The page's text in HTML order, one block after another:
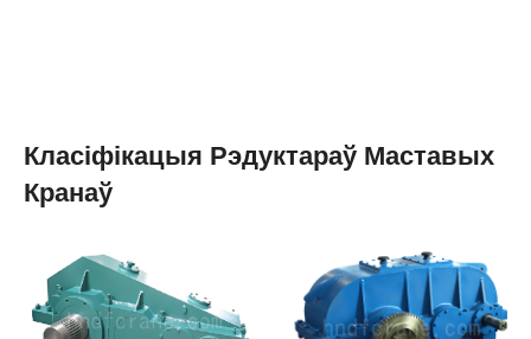
Класіфікацыя Рэдуктараў Маставых
Кранаў